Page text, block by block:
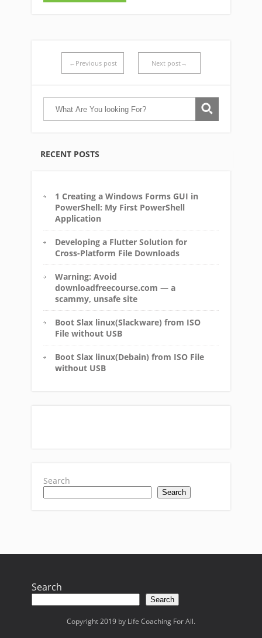
←Previous post Next post→
RECENT POSTS
1 Creating a Windows Forms GUI in
PowerShell: My First PowerShell
Application
Developing a Flutter Solution for
Cross-Platform File Downloads
Warning: Avoid
downloadfreecourse.com — a
scammy, unsafe site
Boot Slax linux(Slackware) from ISO
File without USB
Boot Slax linux(Debain) from ISO File
without USB
Search
Search
Search
Search
Copyright 2019 by Life Coaching For All.